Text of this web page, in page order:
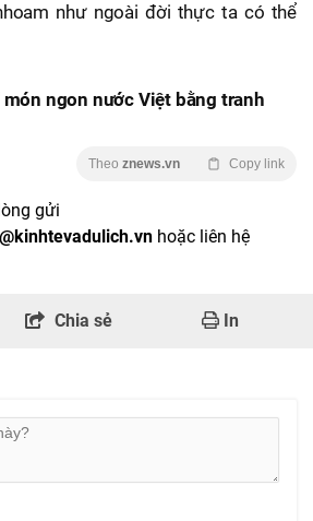
như ngoài đời thực ta có thể
ngon nước Việt bằng tranh
Theo znews.vn Copy link
gửi
hoặc liên hệ
Chia sẻ In